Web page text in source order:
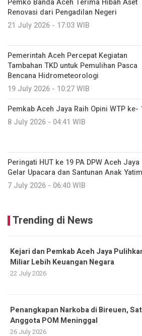
Pemko Banda Aceh Terima Hibah Aset
Renovasi dari Pengadilan Negeri
21 July 2026 - 17:03 WIB
Pemerintah Aceh Percepat Kegiatan
Tambahan TKD untuk Pemulihan Pasca
Bencana Hidrometeorologi
19 July 2026 - 10:27 WIB
Pemkab Aceh Jaya Raih Opini WTP ke-
8 July 2026 - 04:41 WIB
Peringati HUT ke 19 PA DPW Aceh Jaya
Gelar Upacara dan Santunan Anak Yatim ‎
7 July 2026 - 06:40 WIB
Trending di News
Kejari dan Pemkab Aceh Jaya
Miliar Lebih Keuangan Negara
22 July 2026
Penangkapan Narkoba di Bireuen,
Anggota POM Meninggal
26 July 2026